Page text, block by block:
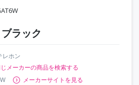
ラック
レホン
メーカーの商品を検索する
メーカーサイトを見る